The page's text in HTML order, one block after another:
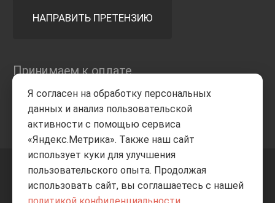
НАПРАВИТЬ ПРЕТЕНЗИЮ
Принимаем к оплате
+7 8332205-805 ВВЕРХ
Я согласен на обработку персональных
данных и анализ пользовательской
активности с помощью сервиса
«Яндекс.Метрика». Также наш сайт
использует куки для улучшения
пользовательского опыта. Продолжая
использовать сайт, вы соглашаетесь с нашей